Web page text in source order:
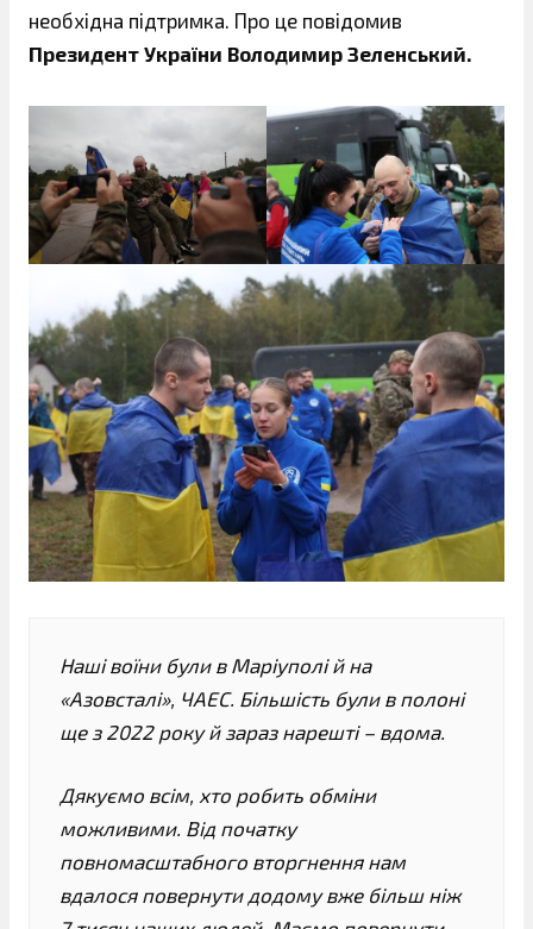
необхідна підтримка. Про це повідомив
Президент України Володимир Зеленський.
Наші воїни були в Маріуполі й на
«Азовсталі», ЧАЕС. Більшість були в полоні
ще з 2022 року й зараз нарешті – вдома.
Дякуємо всім, хто робить обміни
можливими. Від початку
повномасштабного вторгнення нам
вдалося повернути додому вже більш ніж